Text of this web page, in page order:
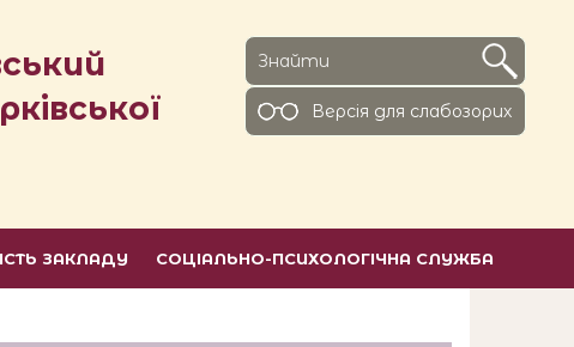
Версiя для слабозорих
ЗАКЛАДУ СОЦІАЛЬНО-ПСИХОЛОГІЧНА СЛУЖБА